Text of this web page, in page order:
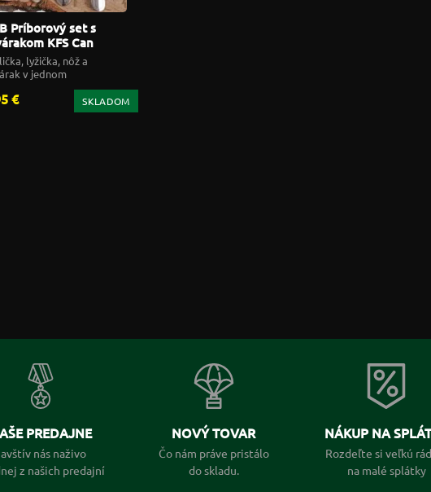
Príborový set s
KFS Can
CN224
lyžička, nôž a
v jednom
€ SKLADOM
PREDAJNE
nás naživo
z našich predajní
NOVÝ TOVAR
Čo nám práve pristálo
do skladu.
NÁKUP NA
Rozdeľte si veľkú
na malé splátky